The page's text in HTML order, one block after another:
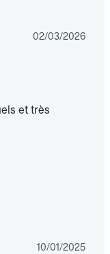
02/03/2026
et très
10/01/2025